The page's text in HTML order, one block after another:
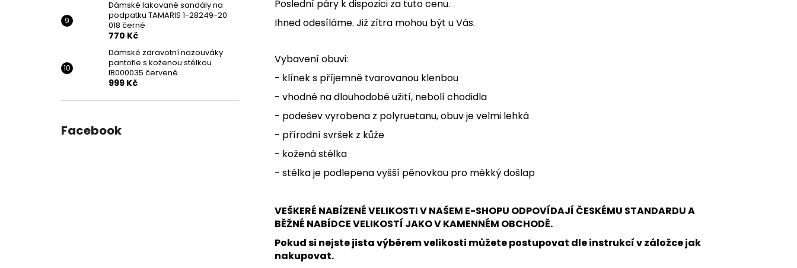
Dámské lakované sandály na
podpatku TAMARIS 1-28249-20
018 černé
770 Kč
Dámské zdravotní nazouváky
pantofle s koženou stélkou
IB000035 červené
999 Kč
Facebook
Poslední páry k dispozici za tuto cenu.
Ihned odesíláme. Již zítra mohou být u Vás.
Vybavení obuvi:
- klínek s příjemně tvarovanou klenbou
- vhodné na dlouhodobé užití, nebolí chodidla
- podešev vyrobena z polyruetanu, obuv je velmi lehká
- přírodní svršek z kůže
- kožená stélka
- stélka je podlepena vyšší pěnovkou pro měkký došlap
VEŠKERÉ NABÍZENÉ VELIKOSTI V NAŠEM E-SHOPU ODPOVÍDAJÍ ČESKÉMU STANDARDU A
BĚŽNÉ NABÍDCE VELIKOSTÍ JAKO V KAMENNÉM OBCHODĚ.
Pokud si nejste jista výběrem velikosti můžete postupovat dle instrukcí v záložce jak
nakupovat.